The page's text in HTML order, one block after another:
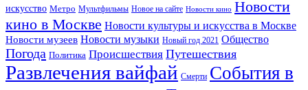
искусство Метро Мультфильмы Новое на сайте Новости кино Новости
кино в Москве Новости культуры и искусства в Москве
Новости музеев Новости музыки Новый год 2021 Общество
Погода Политика Происшествия Путешествия
Развлечения вайфай Смерти События в